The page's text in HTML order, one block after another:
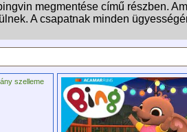
megmentése című részben.
A csapatnak minden